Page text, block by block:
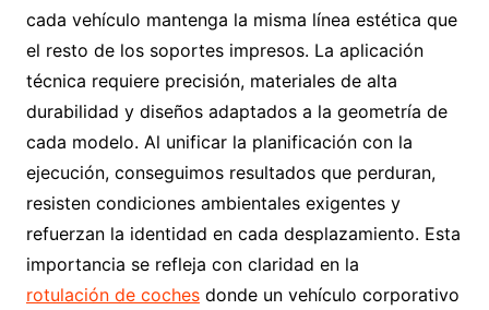
cada vehículo mantenga la misma línea estética que
el resto de los soportes impresos. La aplicación
técnica requiere precisión, materiales de alta
durabilidad y diseños adaptados a la geometría de
cada modelo. Al unificar la planificación con la
ejecución, conseguimos resultados que perduran,
resisten condiciones ambientales exigentes y
refuerzan la identidad en cada desplazamiento. Esta
importancia se refleja con claridad en la
rotulación de cochesdonde un vehículo corporativo